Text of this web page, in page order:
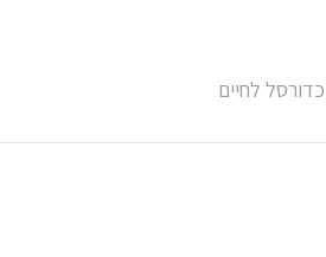
כדורסל לחיים